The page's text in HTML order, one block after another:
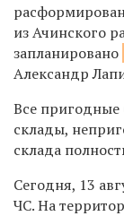
из Ачинского
запланировано
Александр
Все пригодные
склады,
склада
Сегодня, 13
ЧС. На